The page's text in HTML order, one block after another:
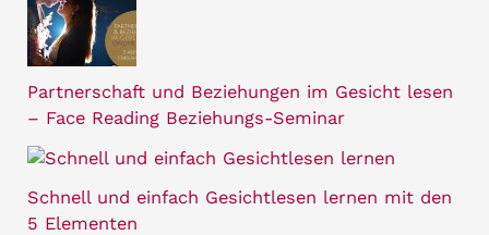
Partnerschaft und Beziehungen im Gesicht lesen
– Face Reading Beziehungs-Seminar
Schnell und einfach Gesichtlesen lernen mit den
5 Elementen